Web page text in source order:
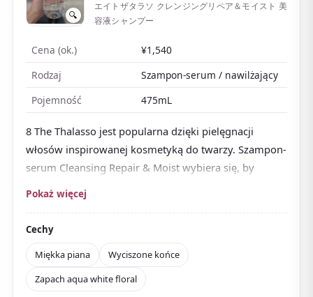
🔍
エイトザタラソ クレンジングリペア＆モイスト 美
容液シャンプー
Cena (ok.)
¥1,540
Rodzaj
Szampon-serum / nawilżający
Pojemność
475mL
8 The Thalasso jest popularna dzięki pielęgnacji
włosów inspirowanej kosmetyką do twarzy. Szampon-
serum Cleansing Repair & Moist wybiera się, by
Piana jest miękka, a wykończenie nie obciąża, z
wyciszonymi końcami
przesuwanie palców, układalność i świeży zapach
aqua white floral.
Polecany dla tych, którzy chcą ujarzmić suchość i
Pokaż więcej
Cechy
Miękka piana
Wyciszone końce
Zapach aqua white floral